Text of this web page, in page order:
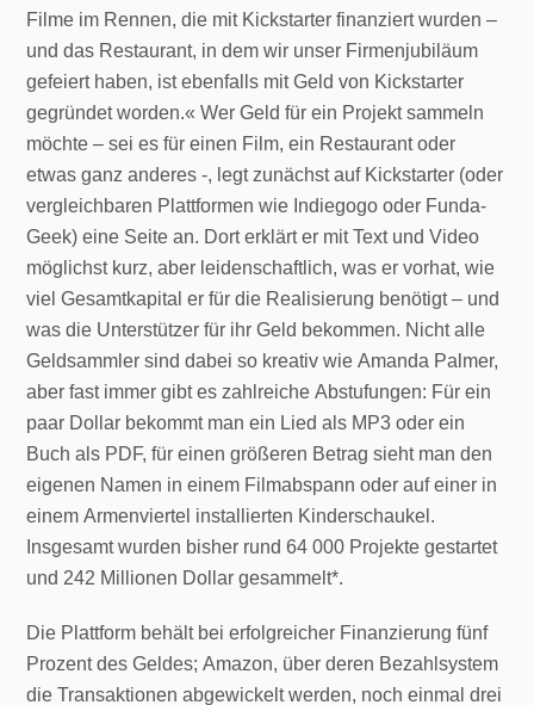
Filme im Rennen, die mit Kickstarter finanziert wurden –
und das Restaurant, in dem wir unser Firmenjubiläum
gefeiert haben, ist ebenfalls mit Geld von Kickstarter
gegründet worden.« Wer Geld für ein Projekt sammeln
möchte – sei es für einen Film, ein Restaurant oder
etwas ganz anderes -, legt zunächst auf Kickstarter (oder
vergleichbaren Plattformen wie Indiegogo oder Funda-
Geek) eine Seite an. Dort erklärt er mit Text und Video
möglichst kurz, aber leidenschaftlich, was er vorhat, wie
viel Gesamtkapital er für die Realisierung benötigt – und
was die Unterstützer für ihr Geld bekommen. Nicht alle
Geldsammler sind dabei so kreativ wie Amanda Palmer,
aber fast immer gibt es zahlreiche Abstufungen: Für ein
paar Dollar bekommt man ein Lied als MP3 oder ein
Buch als PDF, für einen größeren Betrag sieht man den
eigenen Namen in einem Filmabspann oder auf einer in
einem Armenviertel installierten Kinderschaukel.
Insgesamt wurden bisher rund 64 000 Projekte gestartet
und 242 Millionen Dollar gesammelt*.
Die Plattform behält bei erfolgreicher Finanzierung fünf
Prozent des Geldes; Amazon, über deren Bezahlsystem
die Transaktionen abgewickelt werden, noch einmal drei